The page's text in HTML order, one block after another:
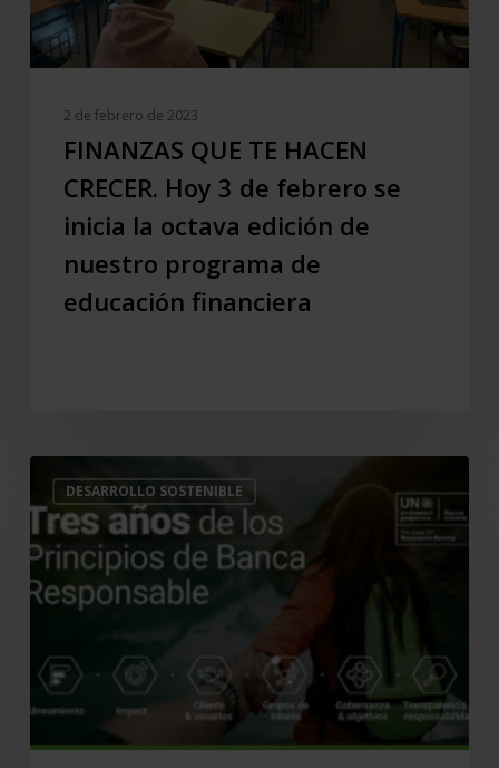
febrero
se
inicia
edición
nuestro
educación
2 de febrero de 2023
FINANZAS QUE TE HACEN
CRECER. Hoy 3 de febrero se
inicia la octava edición de
nuestro programa de
educación financiera
DESARROLLO SOSTENIBLE
Aniversario
los
Principios
Responsable